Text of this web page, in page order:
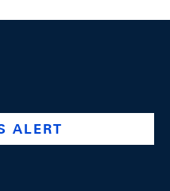
company/swiss-national-
@swissnationalbank
ALERT